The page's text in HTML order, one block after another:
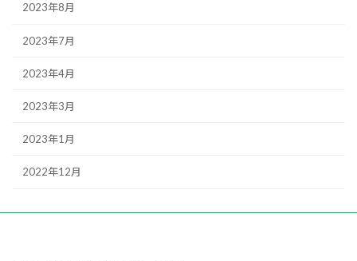
2023年8月
2023年7月
2023年4月
2023年3月
2023年1月
2022年12月